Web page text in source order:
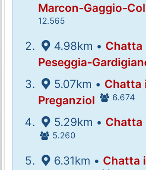
Marcon-Gaggio-
12.565
4.98km • Chatta
Peseggia-
5.07km • Chatta
Preganziol
6.674
5.29km • Chatta
5.260
6.31km • Chatta